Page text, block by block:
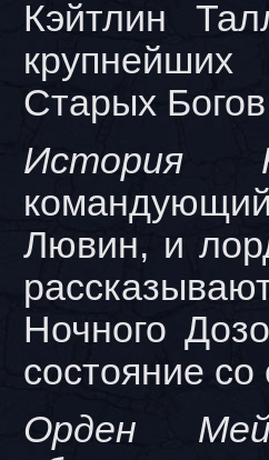
Кэйтлин
Старых
История
Лювин, и
Ночного
состояние со
Орден